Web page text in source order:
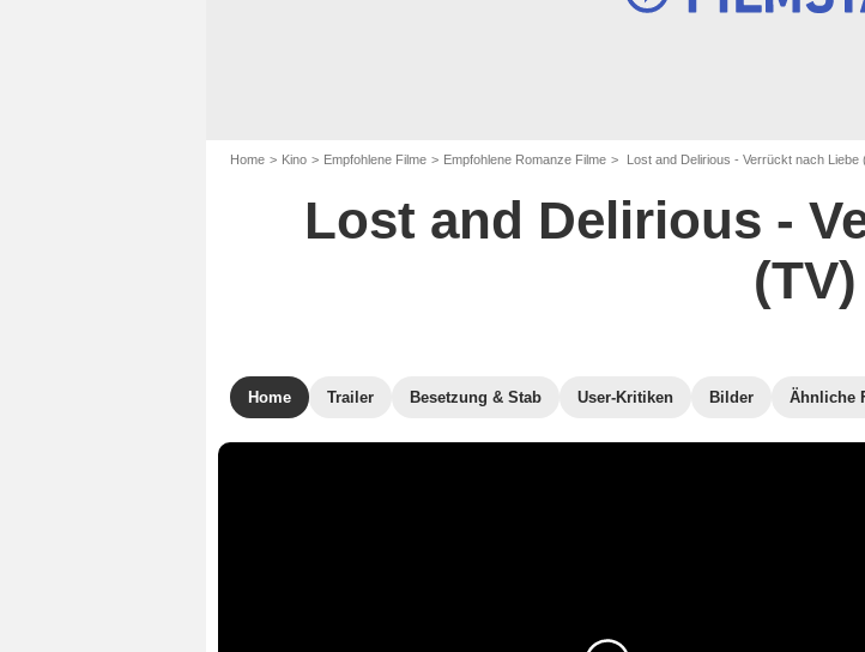
Home Kino Empfohlene Filme Empfohlene Romanze Filme Lost and Delirious - Verrückt nach Liebe
Lost and Delirious -
(TV)
Home Trailer Besetzung & Stab User-Kritiken Bilder Ähnliche